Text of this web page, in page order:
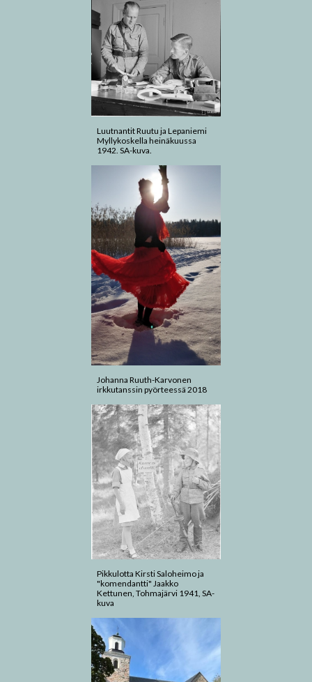
Luutnantit Ruutu ja Lepaniemi
Myllykoskella heinäkuussa
1942. SA-kuva.
Johanna Ruuth-Karvonen
irkkutanssin pyörteessä 2018
Pikkulotta Kirsti Saloheimo ja
"komendantti" Jaakko
Kettunen, Tohmajärvi 1941, SA-
kuva